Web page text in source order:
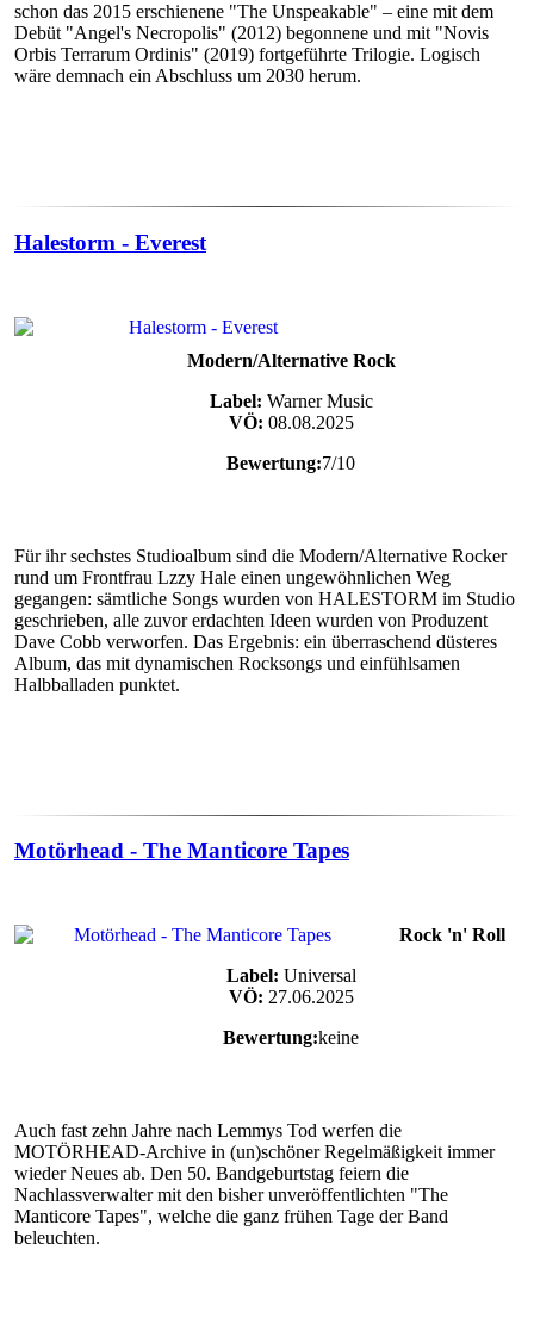
schon das 2015 erschienene "The Unspeakable" – eine mit dem
Debüt "Angel's Necropolis" (2012) begonnene und mit "Novis
Orbis Terrarum Ordinis" (2019) fortgeführte Trilogie. Logisch
wäre demnach ein Abschluss um 2030 herum.
Halestorm - Everest
Modern/Alternative Rock
Label: Warner Music
VÖ: 08.08.2025
Bewertung:7/10
Für ihr sechstes Studioalbum sind die Modern/Alternative Rocker
rund um Frontfrau Lzzy Hale einen ungewöhnlichen Weg
gegangen: sämtliche Songs wurden von HALESTORM im Studio
geschrieben, alle zuvor erdachten Ideen wurden von Produzent
Dave Cobb verworfen. Das Ergebnis: ein überraschend düsteres
Album, das mit dynamischen Rocksongs und einfühlsamen
Halbballaden punktet.
Motörhead - The Manticore Tapes
Rock 'n' Roll
Label: Universal
VÖ: 27.06.2025
Bewertung:keine
Auch fast zehn Jahre nach Lemmys Tod werfen die
MOTÖRHEAD-Archive in (un)schöner Regelmäßigkeit immer
wieder Neues ab. Den 50. Bandgeburtstag feiern die
Nachlassverwalter mit den bisher unveröffentlichten "The
Manticore Tapes", welche die ganz frühen Tage der Band
beleuchten.